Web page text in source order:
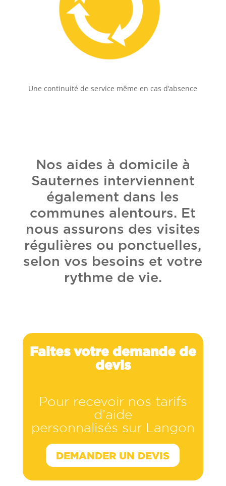
Une continuité de service même en cas d’absence
Nos aides à domicile à
Sauternes interviennent
également dans les
communes alentours. Et
nous assurons des visites
régulières ou ponctuelles,
selon vos besoins et votre
rythme de vie.
Faites votre demande de
devis
Pour recevoir nos tarifs
d’aide
personnalisés sur Langon
DEMANDER UN DEVIS